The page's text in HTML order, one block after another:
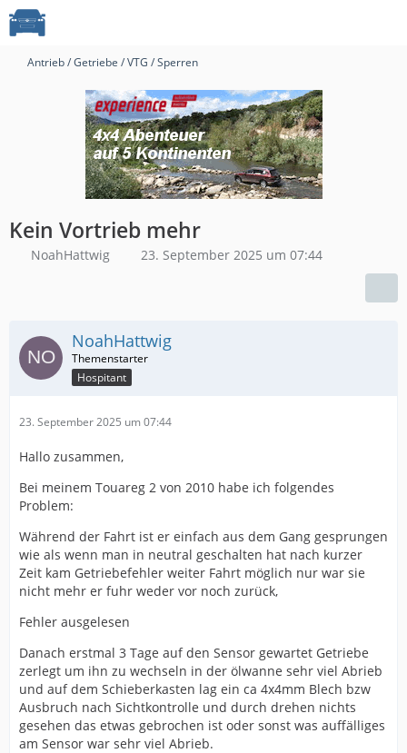
Antrieb / Getriebe / VTG / Sperren
Kein Vortrieb mehr
NoahHattwig 23. September 2025 um 07:44
NoahHattwig
Hospitant
23. September 2025 um 07:44
Hallo zusammen,
Bei meinem Touareg 2 von 2010 habe ich folgendes
Problem:
Während der Fahrt ist er einfach aus dem Gang gesprungen
wie als wenn man in neutral geschalten hat nach kurzer
Zeit kam Getriebefehler weiter Fahrt möglich nur war sie
nicht mehr er fuhr weder vor noch zurück,
Fehler ausgelesen
Danach erstmal 3 Tage auf den Sensor gewartet Getriebe
zerlegt um ihn zu wechseln in der ölwanne sehr viel Abrieb
und auf dem Schieberkasten lag ein ca 4x4mm Blech bzw
Ausbruch nach Sichtkontrolle und durch drehen nichts
gesehen das etwas gebrochen ist oder sonst was auffälliges
am Sensor war sehr viel Abrieb.